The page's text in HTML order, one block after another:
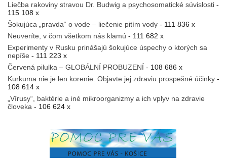
Liečba rakoviny stravou Dr. Budwig a psychosomatické súvislosti -
115 108 x
Šokujúca „pravda“ o vode – liečenie pitím vody - 111 836 x
Neuveríte, v čom všetkom nás klamú - 111 682 x
Experimenty v Rusku prinášajú šokujúce úspechy o ktorých sa
nepíše - 111 223 x
Červená pilulka – GLOBÁLNÍ PROBUZENÍ - 108 686 x
Kurkuma nie je len korenie. Objavte jej zdraviu prospešné účinky -
108 614 x
„Vírusy“, baktérie a iné mikroorganizmy a ich vplyv na zdravie
človeka - 106 624 x